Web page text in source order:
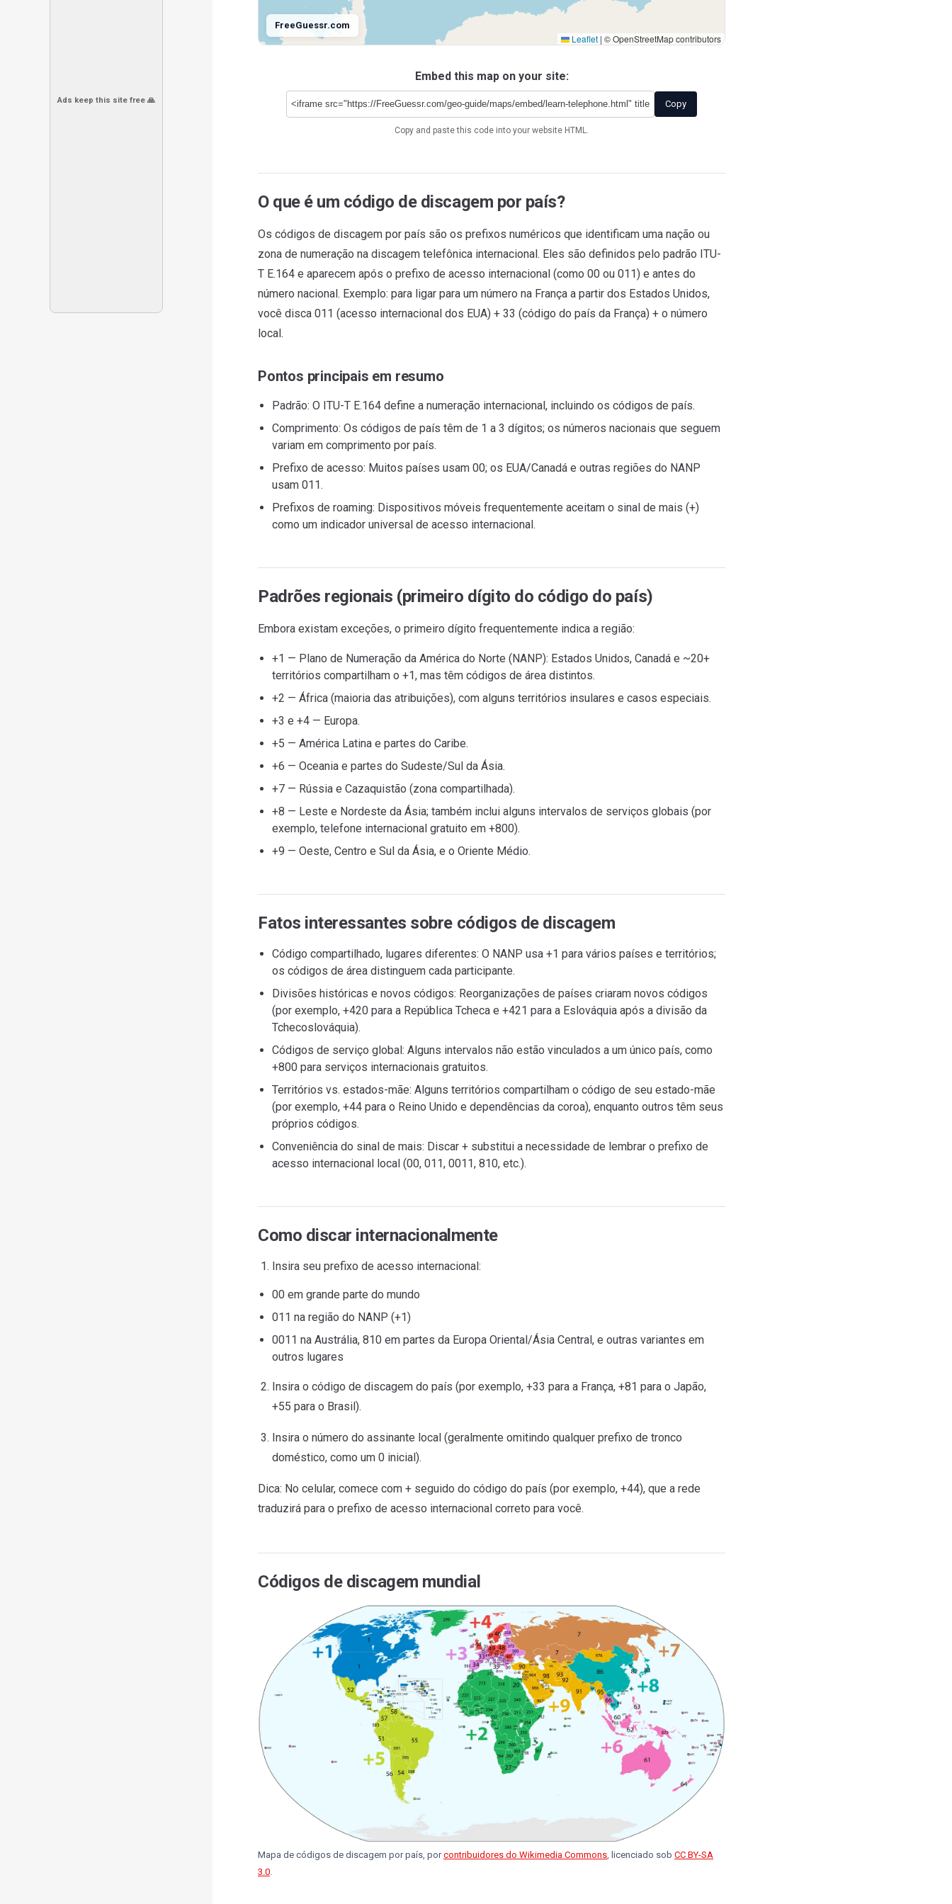
Ads keep this site free 🙏
+672
Leaflet | © OpenStreetMap contributors
FreeGuessr.com
Embed this map on your site:
Copy
Copy and paste this code into your website HTML.
O que é um código de discagem por país?
Os códigos de discagem por país são os prefixos numéricos que identificam uma nação ou
zona de numeração na discagem telefônica internacional. Eles são definidos pelo padrão ITU-
T E.164 e aparecem após o prefixo de acesso internacional (como 00 ou 011) e antes do
número nacional. Exemplo: para ligar para um número na França a partir dos Estados Unidos,
você disca 011 (acesso internacional dos EUA) + 33 (código do país da França) + o número
local.
Pontos principais em resumo
Padrão: O ITU-T E.164 define a numeração internacional, incluindo os códigos de país.
Comprimento: Os códigos de país têm de 1 a 3 dígitos; os números nacionais que seguem
variam em comprimento por país.
Prefixo de acesso: Muitos países usam 00; os EUA/Canadá e outras regiões do NANP
usam 011.
Prefixos de roaming: Dispositivos móveis frequentemente aceitam o sinal de mais (+)
como um indicador universal de acesso internacional.
Padrões regionais (primeiro dígito do código do país)
Embora existam exceções, o primeiro dígito frequentemente indica a região:
+1 — Plano de Numeração da América do Norte (NANP): Estados Unidos, Canadá e ~20+
territórios compartilham o +1, mas têm códigos de área distintos.
+2 — África (maioria das atribuições), com alguns territórios insulares e casos especiais.
+3 e +4 — Europa.
+5 — América Latina e partes do Caribe.
+6 — Oceania e partes do Sudeste/Sul da Ásia.
+7 — Rússia e Cazaquistão (zona compartilhada).
+8 — Leste e Nordeste da Ásia; também inclui alguns intervalos de serviços globais (por
exemplo, telefone internacional gratuito em +800).
+9 — Oeste, Centro e Sul da Ásia, e o Oriente Médio.
Fatos interessantes sobre códigos de discagem
Código compartilhado, lugares diferentes: O NANP usa +1 para vários países e territórios;
os códigos de área distinguem cada participante.
Divisões históricas e novos códigos: Reorganizações de países criaram novos códigos
(por exemplo, +420 para a República Tcheca e +421 para a Eslováquia após a divisão da
Tchecoslováquia).
Códigos de serviço global: Alguns intervalos não estão vinculados a um único país, como
+800 para serviços internacionais gratuitos.
Territórios vs. estados-mãe: Alguns territórios compartilham o código de seu estado-mãe
(por exemplo, +44 para o Reino Unido e dependências da coroa), enquanto outros têm seus
próprios códigos.
Conveniência do sinal de mais: Discar + substitui a necessidade de lembrar o prefixo de
acesso internacional local (00, 011, 0011, 810, etc.).
Como discar internacionalmente
Insira seu prefixo de acesso internacional:
00 em grande parte do mundo
011 na região do NANP (+1)
0011 na Austrália, 810 em partes da Europa Oriental/Ásia Central, e outras variantes em
outros lugares
Insira o código de discagem do país (por exemplo, +33 para a França, +81 para o Japão,
+55 para o Brasil).
Insira o número do assinante local (geralmente omitindo qualquer prefixo de tronco
doméstico, como um 0 inicial).
Dica: No celular, comece com + seguido do código do país (por exemplo, +44), que a rede
traduzirá para o prefixo de acesso internacional correto para você.
Códigos de discagem mundial
Mapa de códigos de discagem por país, porcontribuidores do Wikimedia Commons, licenciado sob CC BY-SA
3.0.